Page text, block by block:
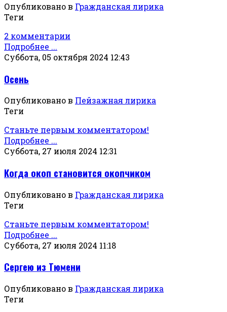
Опубликовано в Гражданская лирика
Теги
2 комментарии
Подробнее ...
Суббота, 05 октября 2024 12:43
Осень
Опубликовано в Пейзажная лирика
Теги
Станьте первым комментатором!
Подробнее ...
Суббота, 27 июля 2024 12:31
Когда окоп становится окопчиком
Опубликовано в Гражданская лирика
Теги
Станьте первым комментатором!
Подробнее ...
Суббота, 27 июля 2024 11:18
Сергею из Тюмени
Опубликовано в Гражданская лирика
Теги